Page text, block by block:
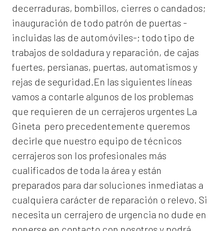
decerraduras, bombillos, cierres o candados;
inauguración de todo patrón de puertas -
incluidas las de automóviles-; todo tipo de
trabajos de soldadura y reparación, de cajas
fuertes, persianas, puertas, automatismos y
rejas de seguridad.En las siguientes líneas
vamos a contarle algunos de los problemas
que requieren de un cerrajeros urgentes La
Gineta pero precedentemente queremos
decirle que nuestro equipo de técnicos
cerrajeros son los profesionales más
cualificados de toda la área y están
preparados para dar soluciones inmediatas a
cualquiera carácter de reparación o relevo. Si
necesita un cerrajero de urgencia no dude en